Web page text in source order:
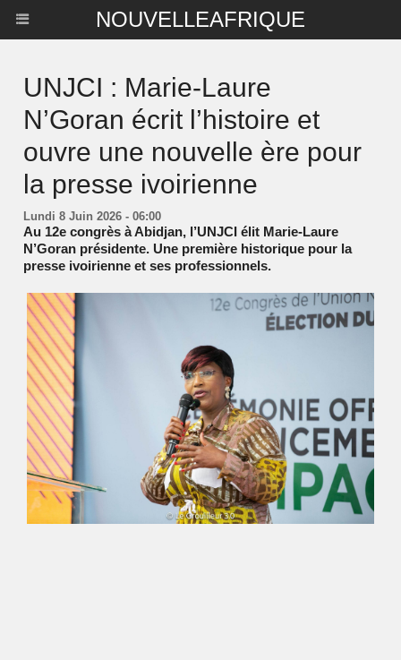
NOUVELLEAFRIQUE
UNJCI : Marie-Laure
N’Goran écrit l’histoire et
ouvre une nouvelle ère pour
la presse ivoirienne
Lundi 8 Juin 2026 - 06:00
Au 12e congrès à Abidjan, l’UNJCI élit Marie-Laure
N’Goran présidente. Une première historique pour la
presse ivoirienne et ses professionnels.